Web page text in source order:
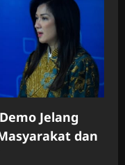
Jelang
dan